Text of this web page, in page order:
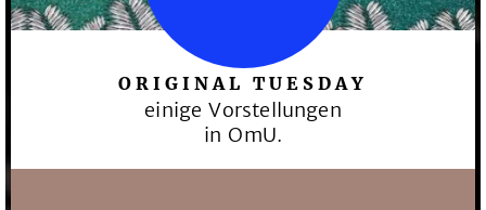
ORIGINAL TUESDAY
einige Vorstellungen
in OmU.